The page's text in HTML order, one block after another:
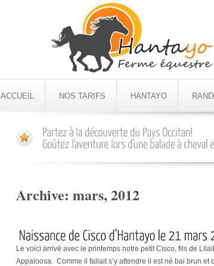
ACCUEIL NOS TARIFS HANTAYO
Archive: mars, 2012
Le voici arrivé avec le printemps notre petit Cisco, fils de
Appaloosa. Comme il fallait s’y attendre il est né bai brun et